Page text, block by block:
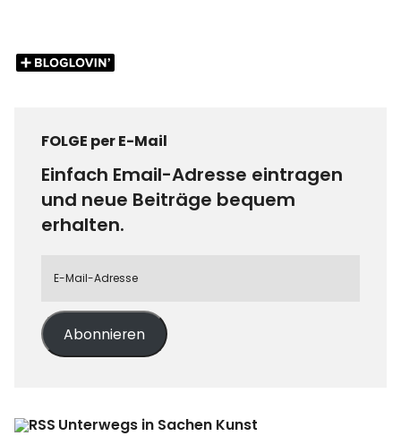
FOLGE per E-Mail
Einfach Email-Adresse eintragen
und neue Beiträge bequem
erhalten.
Abonnieren
Unterwegs in Sachen Kunst